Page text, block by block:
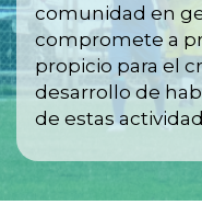
comunidad en
compromete a
propicio para el
desarrollo de
de estas